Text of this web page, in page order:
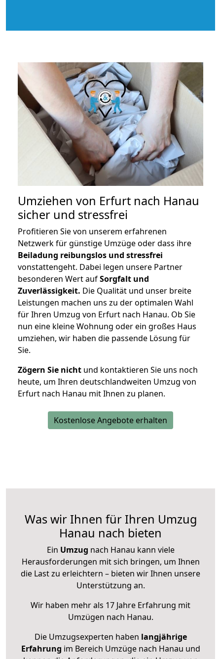
Umziehen von Erfurt nach Hanau
sicher und stressfrei
Profitieren Sie von unserem erfahrenen
Netzwerk für günstige Umzüge oder dass ihre
Beiladung reibungslos und stressfrei
vonstattengeht. Dabei legen unsere Partner
besonderen Wert aufSorgfalt und
Zuverlässigkeit. Die Qualität und unser breite
Leistungen machen uns zu der optimalen Wahl
für Ihren Umzug von Erfurt nach Hanau. Ob Sie
nun eine kleine Wohnung oder ein großes Haus
umziehen, wir haben die passende Lösung für
Sie.
Zögern Sie nicht und kontaktieren Sie uns noch
heute, um Ihren deutschlandweiten Umzug von
Erfurt nach Hanau mit Ihnen zu planen.
Kostenlose Angebote erhalten
Was wir Ihnen für Ihren Umzug
Hanau nach bieten
Ein Umzug nach Hanau kann viele
Herausforderungen mit sich bringen, um Ihnen
die Last zu erleichtern – bieten wir Ihnen unsere
Unterstützung an.
Wir haben mehr als 17 Jahre Erfahrung mit
Umzügen nach Hanau.
Die Umzugsexperten haben langjährige
Erfahrung im Bereich Umzüge nach Hanau und